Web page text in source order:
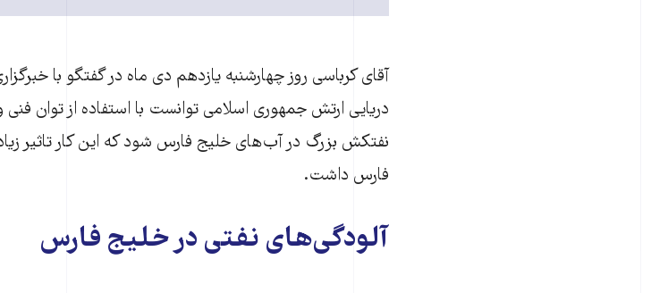
آقای کرباسی روز چهارشنبه یازدهم دی ماه در گفتگو با
دریایی ارتش جمهوری اسلامی توانست با استفاده از توان
نفتکش بزرگ در آب‌های خلیج فارس شود که این کار تاثیر
فارس داشت.
آلودگی‌های نفتی در خلیج فارس